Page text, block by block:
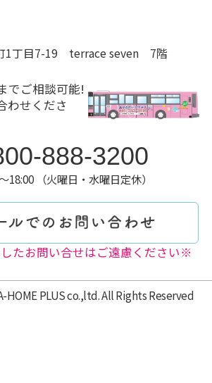
1丁目7-19 terrace seven 7階
でご相談可能!
わせくださ
888-3200
18:00 （火曜日・水曜日定休）
たお問い合せはご遠慮ください※
HOME PLUS co.,ltd. All Rights Reserved